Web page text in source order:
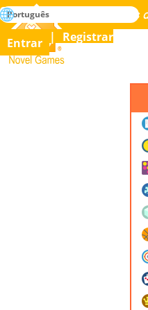
Novel Games
Dominar todos os jogos da história
buscar
Entrar Registrar
Português